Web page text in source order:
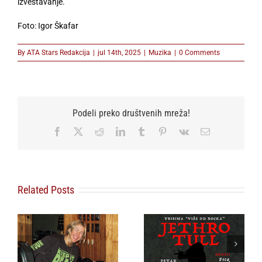
izveštavanje.
Foto: Igor Škafar
By ATA Stars Redakcija jul 14th, 2025 Muzika 0 Comments
Podeli preko društvenih mreža!
Facebook RedditLinkedInTumblr Pinterest
Vk Email
Related Posts
Tribina o Jethro
Tullu i Ianu
Andersonu ovog
Sakis Rouvas prvi
put pred
beogradskom
publikom, grčka pop